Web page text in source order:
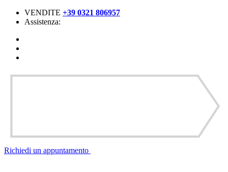
VENDITE +39 0321 806957
Assistenza:
Richiedi un appuntamento